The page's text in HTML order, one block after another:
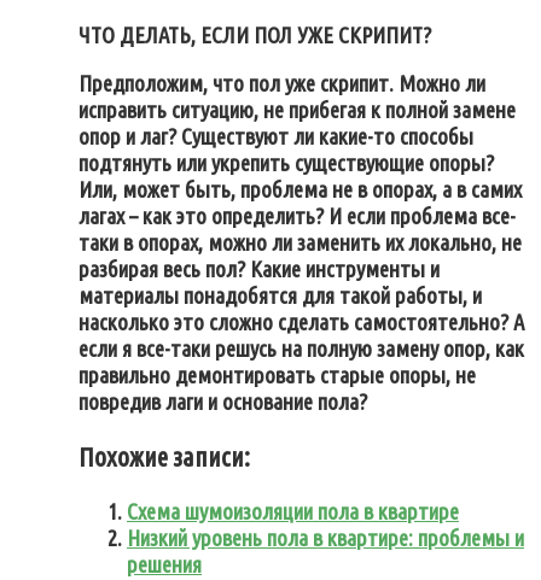
ЧТО ДЕЛАТЬ, ЕСЛИ ПОЛ УЖЕ СКРИПИТ?
Предположим, что пол уже скрипит. Можно ли
исправить ситуацию, не прибегая к полной замене
опор и лаг? Существуют ли какие-то способы
подтянуть или укрепить существующие опоры?
Или, может быть, проблема не в опорах, а в самих
лагах – как это определить? И если проблема все-
таки в опорах, можно ли заменить их локально, не
разбирая весь пол? Какие инструменты и
материалы понадобятся для такой работы, и
насколько это сложно сделать самостоятельно? А
если я все-таки решусь на полную замену опор, как
правильно демонтировать старые опоры, не
повредив лаги и основание пола?
Похожие записи:
Схема шумоизоляции пола в квартире
Низкий уровень пола в квартире: проблемы и
решения